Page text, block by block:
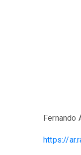
Fernando
https://